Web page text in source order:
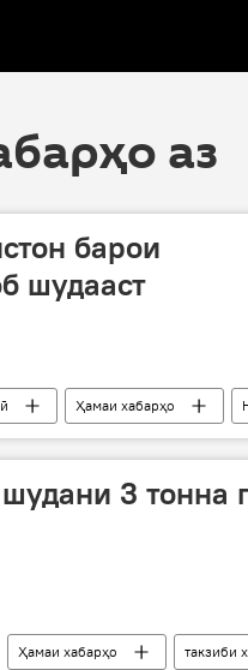
аз
барои
шудааст
Ҳамаи хабарҳо
дар Тоҷикистон Дар
3 тонна
Ҳамаи хабарҳо такзиби